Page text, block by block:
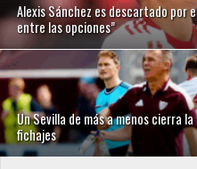
Alexis Sánchez es descartado por
entre las opciones”
Un Sevilla de más a menos cierra
fichajes